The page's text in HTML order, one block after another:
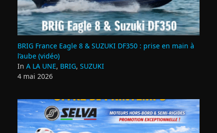
BRIG France Eagle 8 & SUZUKI DF350 : prise en main à
l’aube (vidéo)
In A LA UNE, BRIG, SUZUKI
4 mai 2026